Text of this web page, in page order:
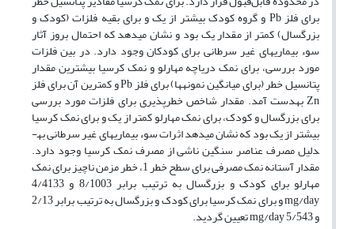
برای فلز Pb و گروه کودک بیشتر از یک و برای بقیه فلزات (کودک و
بزرگسال) کمتر از مقدار یک بود و نشان می­دهد که احتمال بروز آثار
سوء بیماری­های غیر سرطانی برای کودکان وجود دارد. در بین فلزات
مورد بررسی، برای نمک دریاچه مهارلو و نمک کرسیا بیشترین مقدار
پتانسیل خطر (برای میانگین نمونه­ها) برای فلز Pb و کمترین آن برای فلز
Zn به­دست آمد. مقدار شاخص خطر­پذیری برای فلزات مورد بررسی
برای بزرگسال و کودک، برای نمک مهارلو کمتر از یک و برای نمک کرسیا
بیشتر از یک بود که نشان می­دهد اثرات سوء بیماری­های غیر سرطانی به­
دلیل مصرف عناصر سنگین ناشی از مصرف نمک کرسیا وجود دارد.
مقدار آستانه نمک مصرفی برای سطح خطر 1، خطر مزمن ناچیز برای نمک
مهارلو برای کودک و بزرگسال به ترتیب برابر 8/1003 و 4/4133
mg/day و برای نمک کرسیا برای کودک و بزرگسال به ترتیب برابر 2/13
و 5/543 mg/day تعیین گردید.